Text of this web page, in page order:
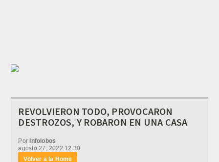
REVOLVIERON TODO, PROVOCARON
DESTROZOS, Y ROBARON EN UNA CASA
Por Infolobos
agosto 27, 2022 12:30
Volver a la Home